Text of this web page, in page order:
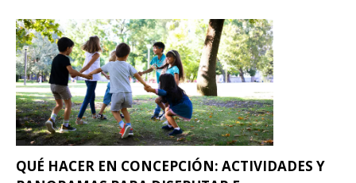
QUÉ HACER EN CONCEPCIÓN: ACTIVIDADES Y